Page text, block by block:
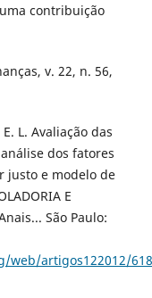
contribuição
v. 22, n. 56,
E. L. Avaliação das
dos fatores
justo e modelo de
E
São Paulo:
web/artigos122012/